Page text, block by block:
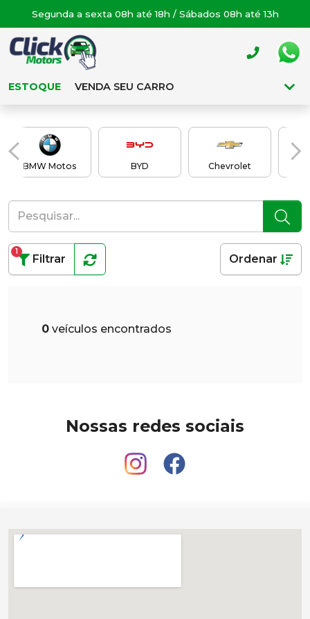
Segunda a sexta 08h até 18h / Sábados 08h até 13h
ESTOQUE VENDA SEU CARRO
BMW Motos BYD Chevrolet
Filtrar
1
Ordenar
0 veículos encontrados
Nossas redes sociais